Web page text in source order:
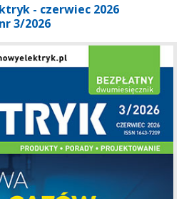
- czerwiec 2026
nr 3/2026